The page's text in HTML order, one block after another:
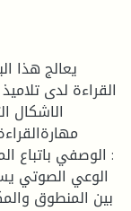
يعالج هذا
القراءة لدى
الاشكال
الوصفي باتباع
بين المنطوق